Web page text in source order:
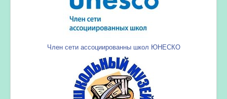
Член сети ассоциированны школ ЮНЕСКО